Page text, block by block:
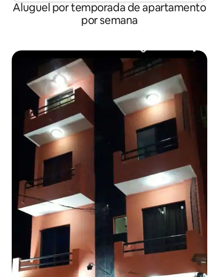
Aluguel por temporada de apartamento
por semana